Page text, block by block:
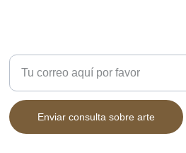
Enviar consulta sobre arte